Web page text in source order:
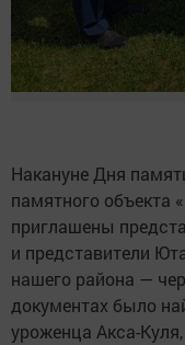
Накануне Дня
памятного объекта
приглашены
и представители
нашего района —
документах было
уроженца Акса-